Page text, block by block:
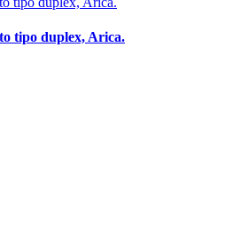
tipo duplex, Arica.